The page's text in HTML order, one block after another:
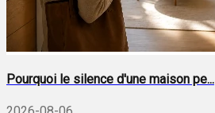
Pourquoi le silence d'une maison pe...